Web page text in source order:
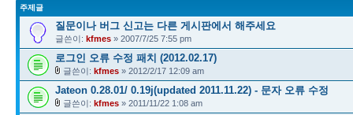
주제글
질문이나 버그 신고는 다른 게시판에서 해주세요
글쓴이: kfmes » 2007/7/25 7:55 pm
로그인 오류 수정 패치 (2012.02.17)
글쓴이: kfmes » 2012/2/17 12:09 am
Jateon 0.28.01/ 0.19j(updated 2011.11.22) - 문자 오류 수정
글쓴이: kfmes » 2011/11/22 1:08 am